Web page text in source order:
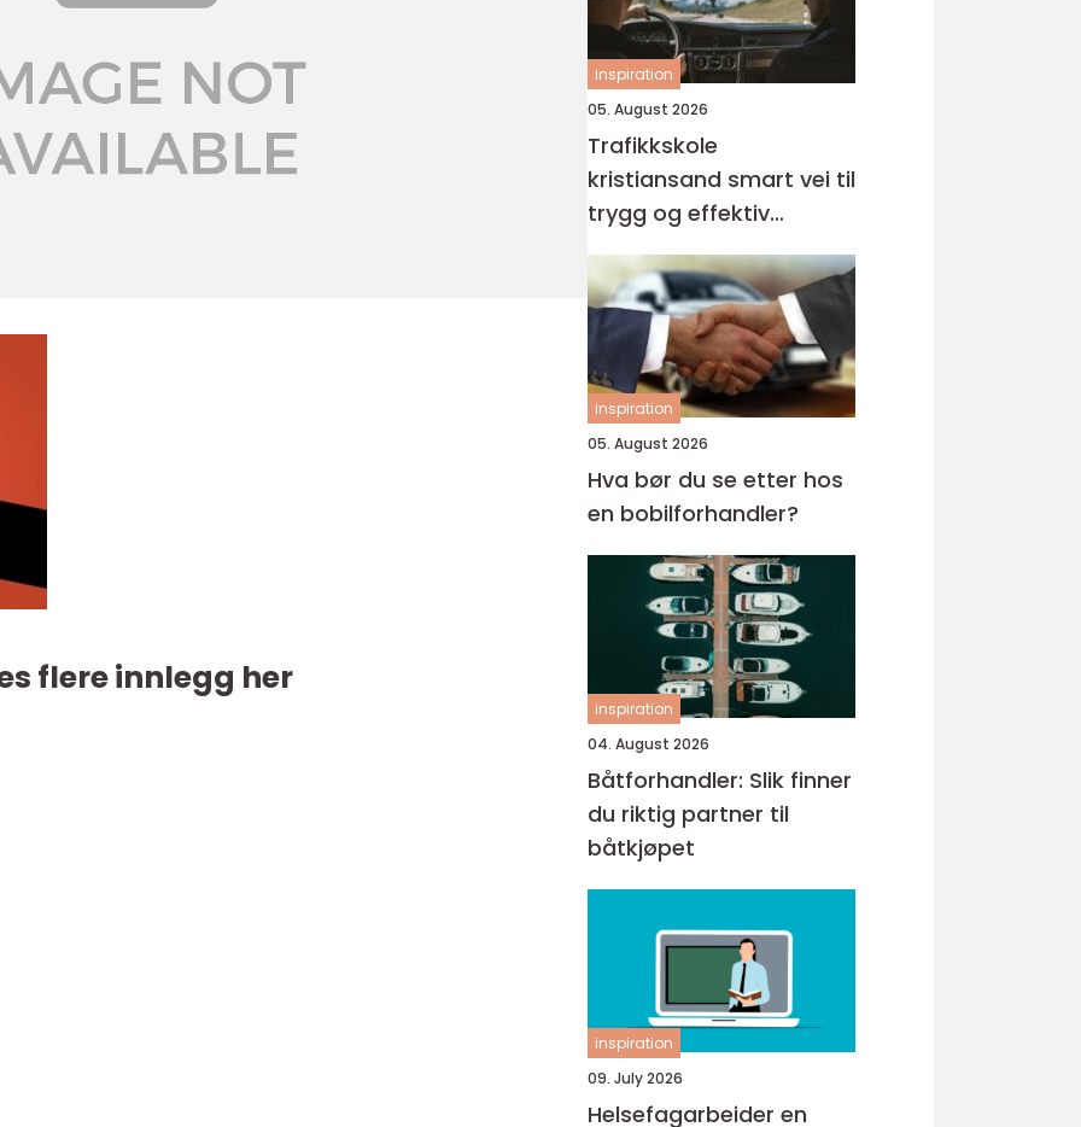
flere innlegg her
inspiration
05. August 2026
Trafikkskole
kristiansand smart vei til
trygg og effektiv
opplæring
inspiration
05. August 2026
Hva bør du se etter hos
en bobilforhandler?
inspiration
04. August 2026
Båtforhandler: Slik finner
du riktig partner til
båtkjøpet
inspiration
09. July 2026
Helsefagarbeider en